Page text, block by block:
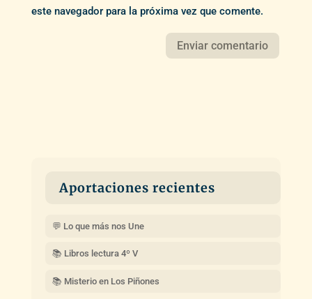
este navegador para la próxima vez que comente.
Aportaciones recientes
💬 Lo que más nos Une
📚 Libros lectura 4º V
📚 Misterio en Los Piñones